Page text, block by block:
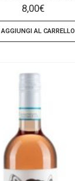
8,00€
AGGIUNGI AL CARRELLO